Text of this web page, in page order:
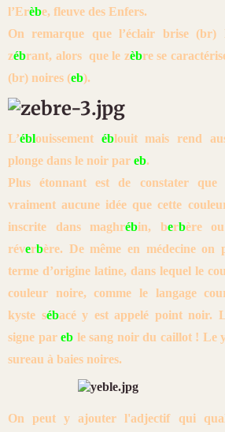
l’Erèbe, fleuve des Enfers.
On remarque que l’éclair brise (br)
zébrant, alors que le zèbre se
(br) noires (eb).
L’éblouissement éblouit mais rend
plonge dans le noir par eb.
Plus étonnant est de constater que
vraiment aucuneidée que cette
inscrite dans maghrébin, berbère
réverbère. De même en médecine on
terme d’origine latine, dans lequel le
couleur noire, comme le langage
kyste sébacé y est appelé point noir.
signe par eb le sang noir du caillot ! Le
sureau à baies noires.
On peut y ajouter l'adjectif qui